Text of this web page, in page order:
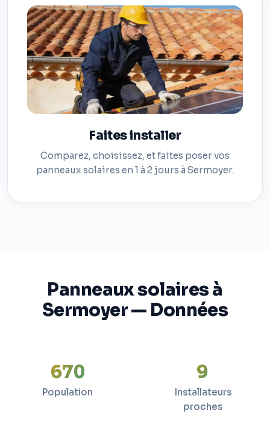
Faites installer
Comparez, choisissez, et faites poser vos
panneaux solaires en 1 à 2 jours à Sermoyer.
Panneaux solaires à
Sermoyer — Données
670
Population
9
Installateurs
proches